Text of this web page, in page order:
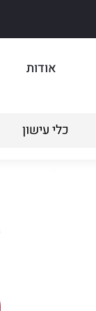
אודות
כלי עישון